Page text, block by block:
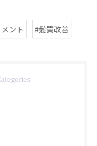
ント #髪質改善